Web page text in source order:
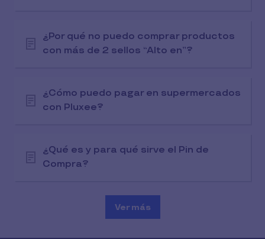
¿Por qué no puedo comprar productos
con más de 2 sellos “Alto en”?
¿Cómo puedo pagar en supermercados
con Pluxee?
¿Qué es y para qué sirve el Pin de
Compra?
Ver más